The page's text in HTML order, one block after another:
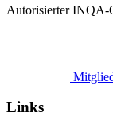
Autorisierter INQA-
Links